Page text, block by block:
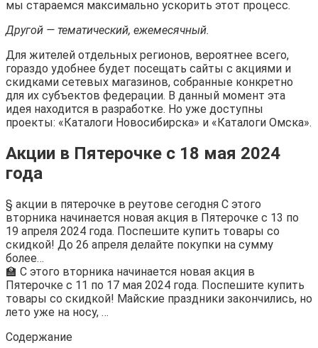
мы стараемся максимально ускорить этот процесс.
Другой — тематический, ежемесячный.
Для жителей отдельных регионов, вероятнее всего,
гораздо удобнее будет посещать сайты с акциями и
скидками сетевых магазинов, собранные конкретно
для их субъектов федерации. В данный момент эта
идея находится в разработке. Но уже доступны
проекты: «Каталоги Новосибирска» и «Каталоги Омска».
Акции в Пятерочке с 18 мая 2024
года
§ акции в пятерочке в реутове сегодня С этого
вторника начинается новая акция в Пятерочке с 13 по
19 апреля 2024 года. Поспешите купить товары со
скидкой! До 26 апреля делайте покупки на сумму
более…
🏫 С этого вторника начинается новая акция в
Пятерочке с 11 по 17 мая 2024 года. Поспешите купить
товары со скидкой! Майские праздники закончились, но
лето уже на носу, …
Содержание